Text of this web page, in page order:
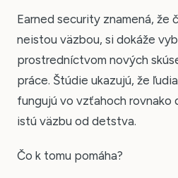
Earned security znamená, že
neistou väzbou, si dokáže
prostredníctvom nových
práce. Štúdie ukazujú, že
fungujú vo vzťahoch rovnako
istú väzbu od detstva.
Čo k tomu pomáha?